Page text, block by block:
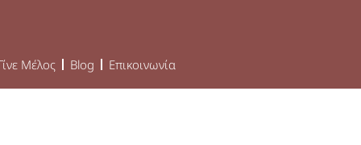
Μέλος Blog Επικοινωνία